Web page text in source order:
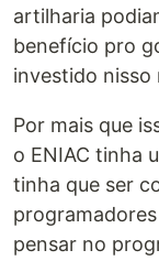
artilharia
benefício pro
investido nisso
Por mais que
o ENIAC tinha
tinha que ser
pensar no